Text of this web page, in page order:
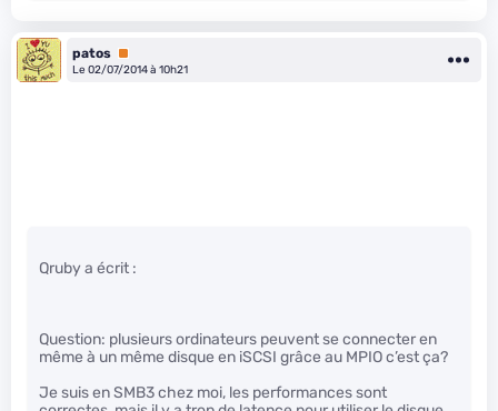
patos Premium
Le 02/07/2014 à 10h21
Qruby a écrit :
Question: plusieurs ordinateurs peuvent se connecter en
même à un même disque en iSCSI grâce au MPIO c’est ça?
Je suis en SMB3 chez moi, les performances sont